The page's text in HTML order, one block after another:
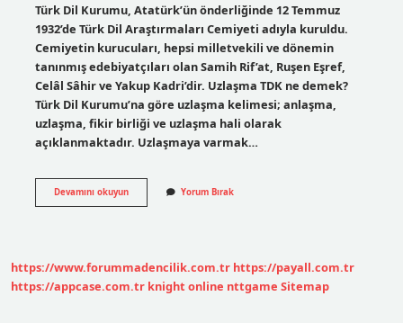
Türk Dil Kurumu, Atatürk’ün önderliğinde 12 Temmuz
1932’de Türk Dil Araştırmaları Cemiyeti adıyla kuruldu.
Cemiyetin kurucuları, hepsi milletvekili ve dönemin
tanınmış edebiyatçıları olan Samih Rif’at, Ruşen Eşref,
Celâl Sâhir ve Yakup Kadri’dir. Uzlaşma TDK ne demek?
Türk Dil Kurumu’na göre uzlaşma kelimesi; anlaşma,
uzlaşma, fikir birliği ve uzlaşma hali olarak
açıklanmaktadır. Uzlaşmaya varmak…
Devamını okuyunBaşkalaşma
Nedir
Yorum Bırak
https://www.forummadencilik.com.tr https://payall.com.tr
https://appcase.com.tr knight online nttgame Sitemap